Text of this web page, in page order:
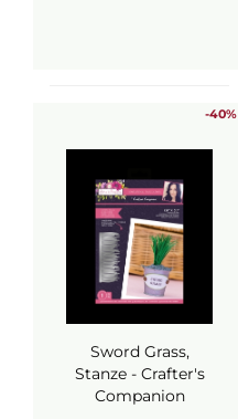
-40%
Sword Grass,
Stanze - Crafter's
Companion